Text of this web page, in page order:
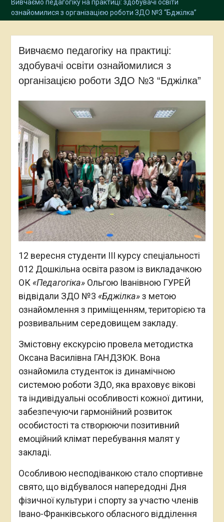
Вивчаємо педагогіку на практиці: здобувачі освіти
ознайомилися з організацією роботи ЗДО №3 “Бджілка”
Вивчаємо педагогіку на практиці:
здобувачі освіти ознайомилися з
організацією роботи ЗДО №3 “Бджілка”
12 вересня студенти ІІІ курсу спеціальності
012 Дошкільна освіта разом із викладачкою
ОК «Педагогіка»Ольгою Іванівною ГУРЕЙ
відвідали ЗДО №3 «Бджілка»з метою
ознайомлення з приміщенням, територією та
розвивальним середовищем закладу.
Змістовну екскурсію провела методистка
Оксана Василівна ГАНДЗЮК. Вона
ознайомила студенток із динамічною
системою роботи ЗДО, яка враховує вікові
та індивідуальні особливості кожної дитини,
забезпечуючи гармонійний розвиток
особистості та створюючи позитивний
емоційний клімат перебування малят у
закладі.
Особливою несподіванкою стало спортивне
свято, що відбувалося напередодні Дня
фізичної культури і спорту за участю членів
Івано-Франківського обласного відділення